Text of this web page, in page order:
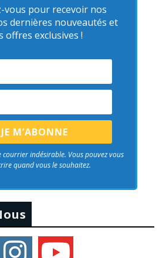
vous pour recevoir nos
dernières nouveautés et
offres exclusives !
courrier indésirable. Vous pouvez vous
quand vous le souhaitez.